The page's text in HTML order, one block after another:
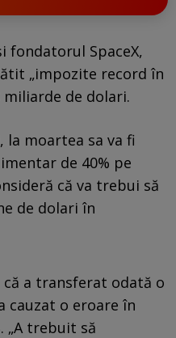
fondatorul SpaceX,
„impozite record în
de dolari.
moartea sa va fi
de 40% pe
că va trebui să
de dolari în
a transferat odată o
cauzat o eroare în
„A trebuit să